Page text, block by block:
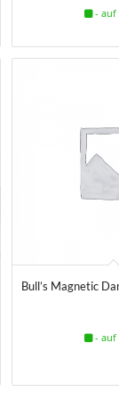
- auf
Bull’s Magnetic
- auf